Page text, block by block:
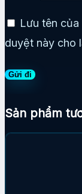
Lưu tên
duyệt này cho
Sản phẩm